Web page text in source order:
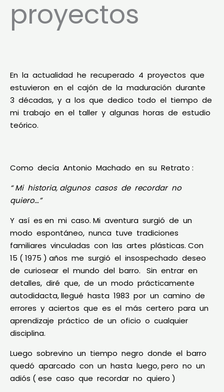
proyectos
En la actualidad he recuperado 4 proyectos que
estuvieron en el cajón de la maduración durante
3 décadas, y a los que dedico todo el tiempo de
mi trabajo en el taller y algunas horas de estudio
teórico.
Como decía Antonio Machado en su Retrato :
“ Mi historia, algunos casos de recordar no
quiero…”
Y así es en mi caso. Mi aventura surgió de un
modo espontáneo, nunca tuve tradiciones
familiares vinculadas con las artes plásticas. Con
15 ( 1975 ) años me surgió el insospechado deseo
de curiosear el mundo del barro. Sin entrar en
detalles, diré que, de un modo prácticamente
autodidacta, llegué hasta 1983 por un camino de
errores y aciertos que es el más certero para un
aprendizaje práctico de un oficio o cualquier
disciplina.
Luego sobrevino un tiempo negro donde el barro
quedó aparcado con un hasta luego, pero no un
adiós ( ese caso que recordar no quiero )